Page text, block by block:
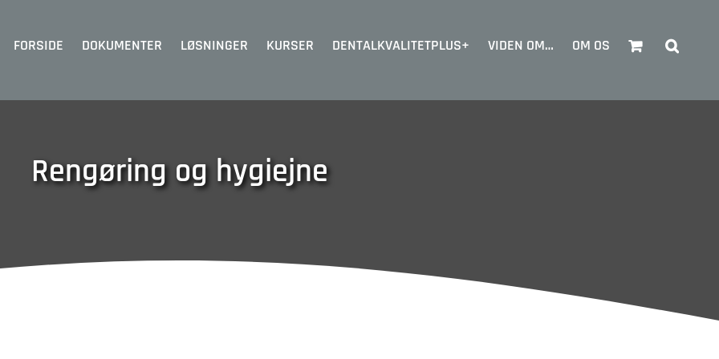
FORSIDE DOKUMENTER LØSNINGER KURSER DENTALKVALITETPLUS+ VIDEN OM… OM OS
Rengøring og hygiejne